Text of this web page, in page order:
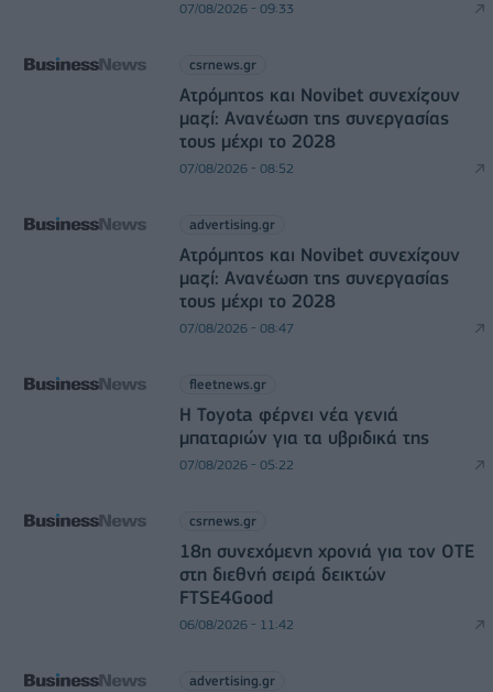
07/08/2026 - 09:33
csrnews.gr
Ατρόμητος και Novibet συνεχίζουν
μαζί: Ανανέωση της συνεργασίας
τους μέχρι το 2028
07/08/2026 - 08:52
advertising.gr
Ατρόμητος και Novibet συνεχίζουν
μαζί: Ανανέωση της συνεργασίας
τους μέχρι το 2028
07/08/2026 - 08:47
fleetnews.gr
Η Toyota φέρνει νέα γενιά
μπαταριών για τα υβριδικά της
07/08/2026 - 05:22
csrnews.gr
18η συνεχόμενη χρονιά για τον ΟΤΕ
στη διεθνή σειρά δεικτών
FTSE4Good
06/08/2026 - 11:42
advertising.gr